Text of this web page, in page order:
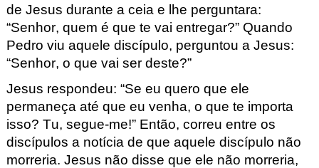
de Jesus durante a ceia e lhe perguntara:
“Senhor, quem é que te vai entregar?” Quando
Pedro viu aquele discípulo, perguntou a Jesus:
“Senhor, o que vai ser deste?”
Jesus respondeu: “Se eu quero que ele
permaneça até que eu venha, o que te importa
isso? Tu, segue-me!” Então, correu entre os
discípulos a notícia de que aquele discípulo não
morreria. Jesus não disse que ele não morreria,